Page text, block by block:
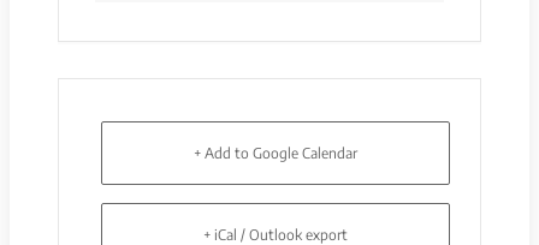
+ Add to Google Calendar
+ iCal / Outlook export